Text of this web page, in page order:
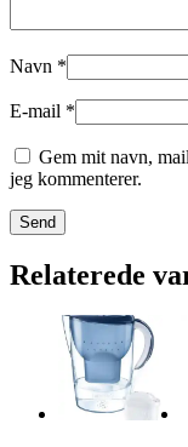
Navn *
E-mail *
Gem mit navn,
jeg kommenterer.
Relaterede